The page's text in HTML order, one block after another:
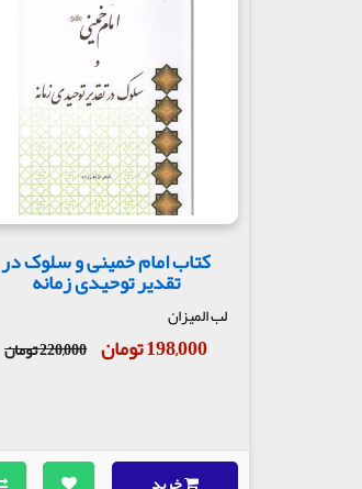
کتاب امام خمینی و سلوک در
تقدیر توحیدی زمانه
لب المیزان
198,000 تومان 220,000 تومان